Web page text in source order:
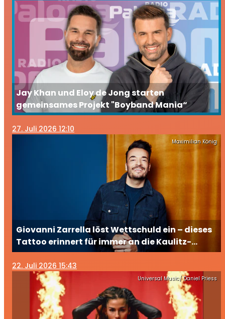
Jay Khan und Eloy de Jong starten
gemeinsames Projekt "Boyband Mania“
27. Juli 2026 12:10
Maximilian König
Giovanni Zarrella löst Wettschuld ein – dieses
Tattoo erinnert für immer an die Kaulitz-
Brüder
22. Juli 2026 15:43
Universal Music/ Daniel Priess